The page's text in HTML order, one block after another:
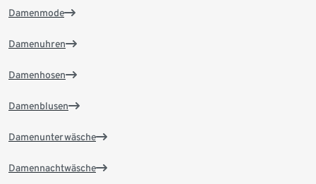
Damenmode
Damenuhren
Damenhosen
Damenblusen
Damenunterwäsche
Damennachtwäsche